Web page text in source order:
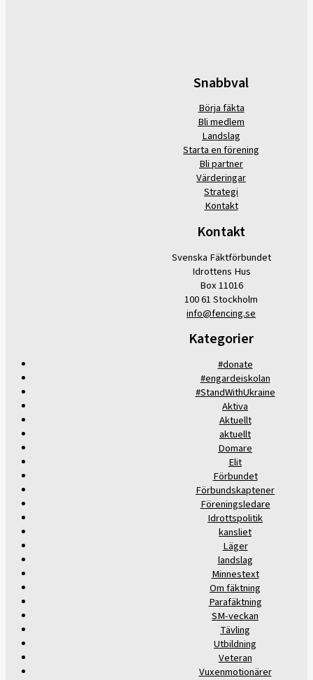
Snabbval
Börja fäkta
Bli medlem
Landslag
Starta en förening
Bli partner
Värderingar
Strategi
Kontakt
Kontakt
Svenska Fäktförbundet
Idrottens Hus
Box 11016
100 61 Stockholm
info@fencing.se
Kategorier
#donate
#engardeiskolan
#StandWithUkraine
Aktiva
Aktuellt
aktuellt
Domare
Elit
Förbundet
Förbundskaptener
Föreningsledare
Idrottspolitik
kansliet
Läger
landslag
Minnestext
Om fäktning
Parafäktning
SM-veckan
Tävling
Utbildning
Veteran
Vuxenmotionärer